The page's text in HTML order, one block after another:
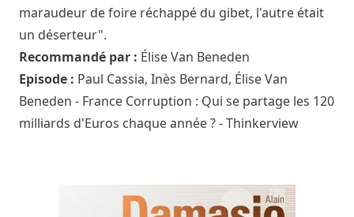
maraudeur de foire réchappé du gibet, l'autre était
un déserteur".
Recommandé par : Élise Van Beneden
Episode : Paul Cassia, Inès Bernard, Élise Van
Beneden - France Corruption : Qui se partage les 120
milliards d'Euros chaque année ? - Thinkerview